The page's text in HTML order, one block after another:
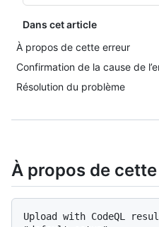
Dans cet article
À propos de cette erreur
Confirmation de la cause de
Résolution du problème
À propos de
Upload with CodeQL